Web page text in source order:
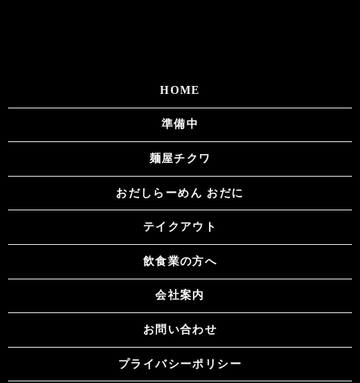
HOME
準備中
麺屋チクワ
おだしらーめん おだに
テイクアウト
飲食業の方へ
会社案内
お問い合わせ
プライバシーポリシー